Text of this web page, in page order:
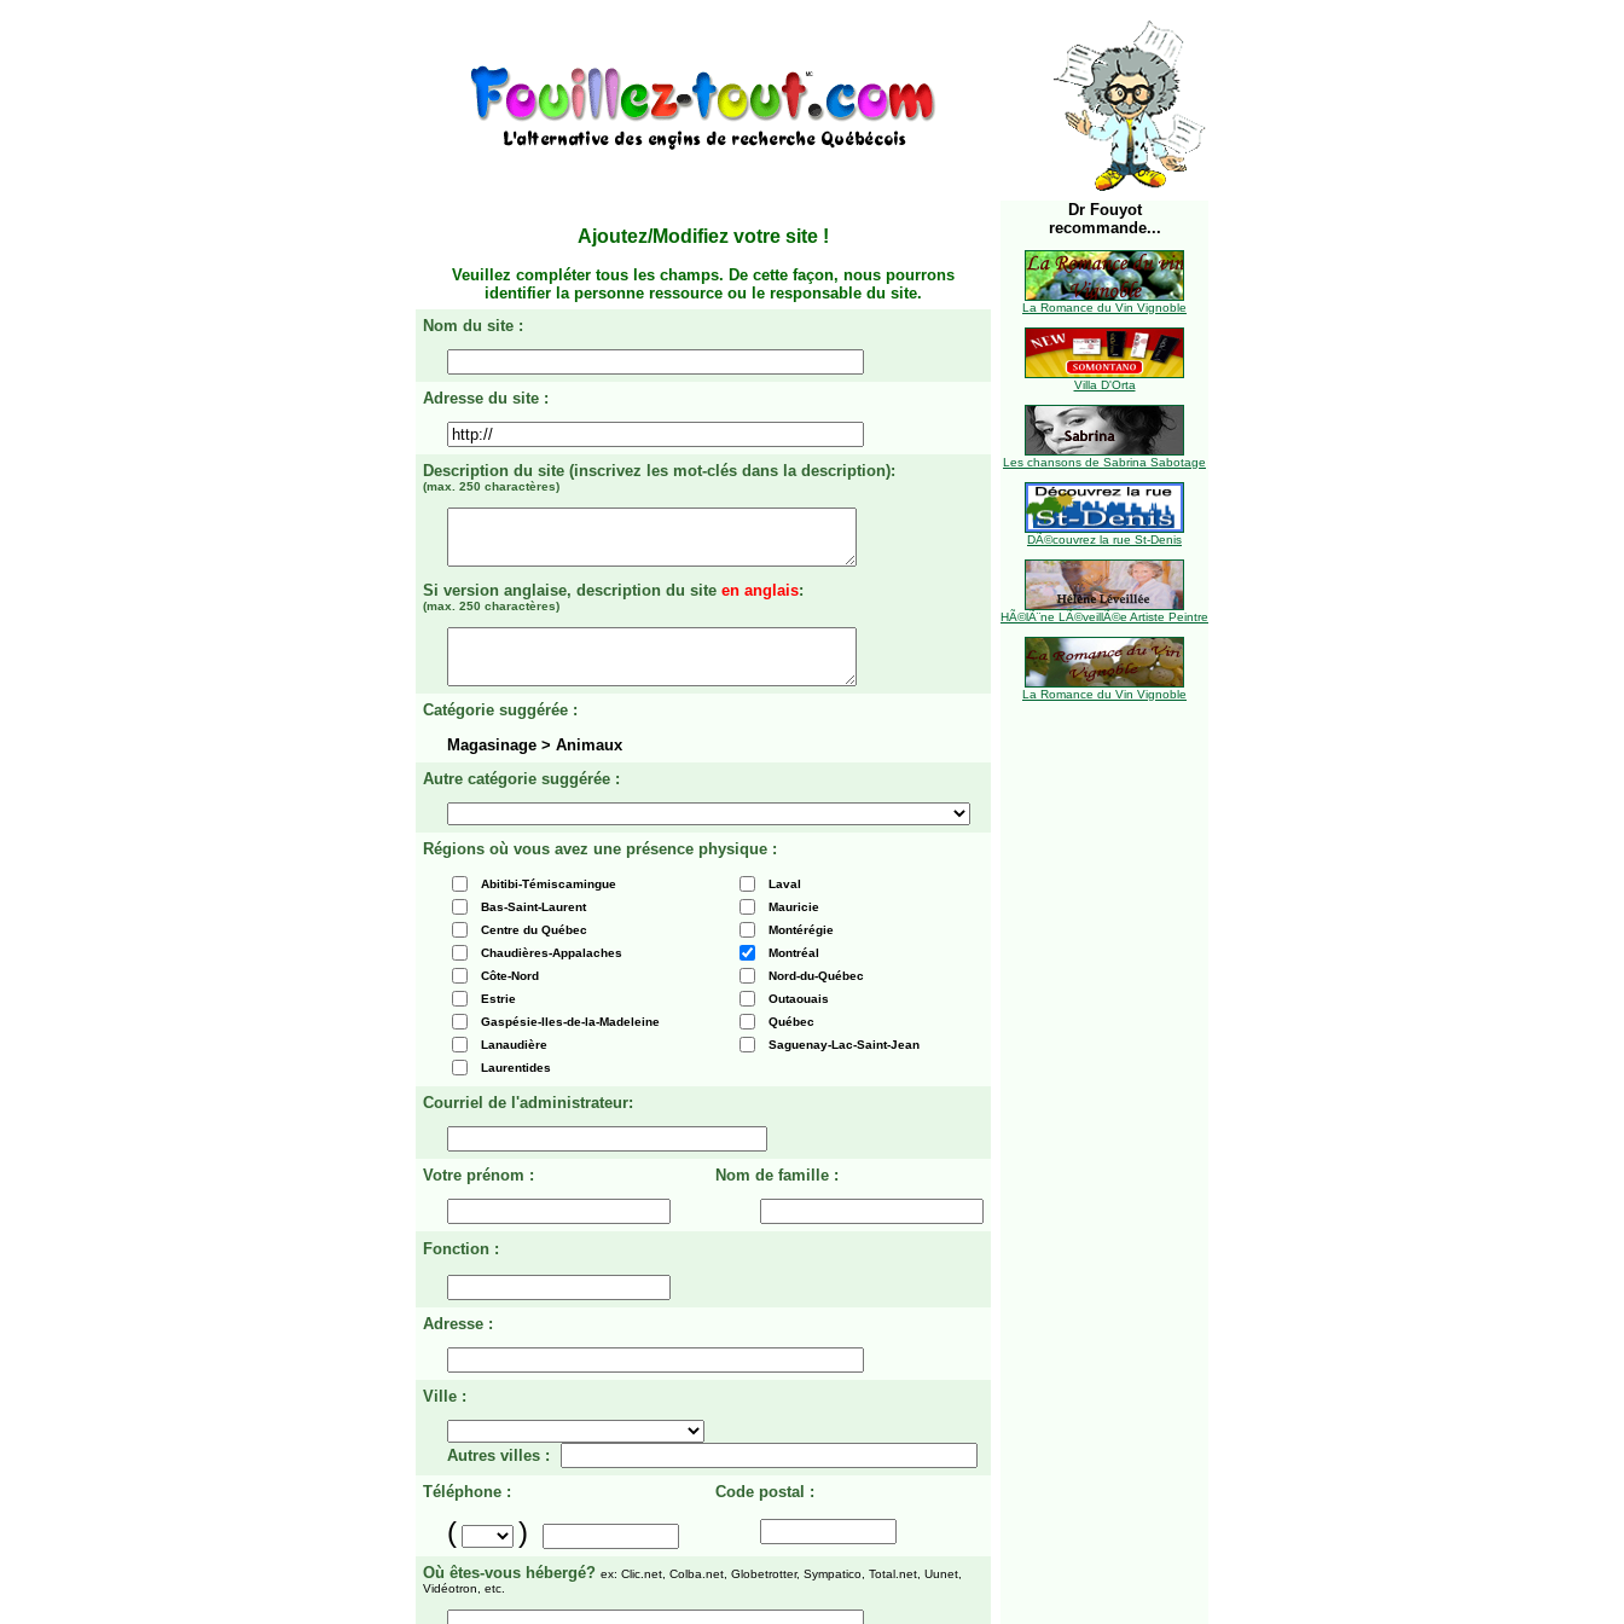
Ajoutez/Modifiez votre site !
Veuillez compléter tous les champs. De cette façon, nous pourrons
identifier la personne ressource ou le responsable du site.
Nom du site :
Adresse du site :
Description du site (inscrivez les mot-clés dans la description):
(max. 250 charactères)
Si version anglaise, description du site en anglais:
(max. 250 charactères)
Catégorie suggérée :
Magasinage > Animaux
Autre catégorie suggérée :
Régions où vous avez une présence physique :
Abitibi-Témiscamingue
Laval
Bas-Saint-Laurent
Mauricie
Centre du Québec
Montérégie
Chaudières-Appalaches
Montréal
Côte-Nord
Nord-du-Québec
Estrie
Outaouais
Gaspésie-Iles-de-la-Madeleine
Québec
Lanaudière
Saguenay-Lac-Saint-Jean
Laurentides
Courriel de l'administrateur:
Votre prénom : Nom de famille :
Fonction :
Adresse :
Ville :
Autres villes :
Téléphone :
Code postal :
( )
Où êtes-vous hébergé? ex: Clic.net, Colba.net, Globetrotter, Sympatico, Total.net, Uunet,
Vidéotron, etc.
Dr Fouyot
recommande...
La Romance du Vin Vignoble
Villa D'Orta
Les chansons de Sabrina Sabotage
DÃ©couvrez la rue St-Denis
HÃ©lÃ¨ne LÃ©veillÃ©e Artiste Peintre
La Romance du Vin Vignoble